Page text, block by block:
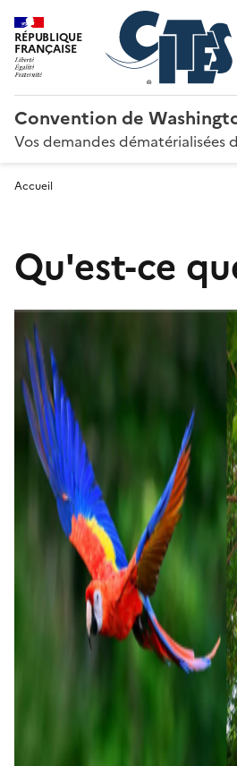
RÉPUBLIQUE
FRANÇAISE
Convention de
Vos demandes dématérialisées
Accueil
Qu'est-ce